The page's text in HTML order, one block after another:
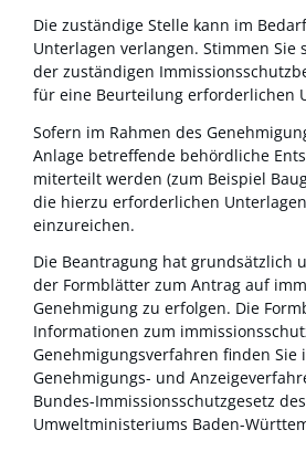
Die zuständige Stelle kann im
Unterlagen verlangen. Stimmen Sie
der zuständigen
für eine Beurteilung erforderlichen
Sofern im Rahmen des
Anlage betreffende behördliche
miterteilt werden (zum Beispiel
die hierzu erforderlichen
einzureichen.
Die Beantragung hat grundsätzlich
der Formblätter zum Antrag auf
Genehmigung zu erfolgen. Die
Informationen zum
Genehmigungsverfahren finden Sie
Genehmigungs- und
Bundes-Immissionsschutzgesetz des
Umweltministeriums Baden-